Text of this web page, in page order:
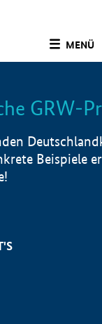
MENÜ
GRW-
Beispiele